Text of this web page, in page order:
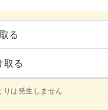
る
取る
は発生しません